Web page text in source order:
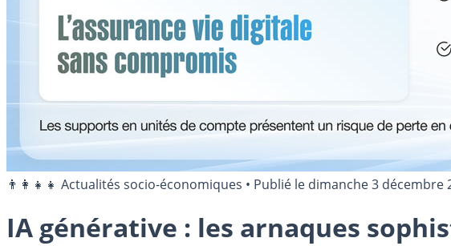
👨‍👩‍👧‍👧 Actualités socio-économiques • Publié le dimanche 3 décembre
IA générative : les arnaques